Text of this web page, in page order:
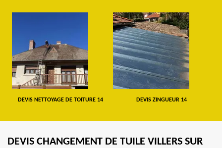
DEVIS NETTOYAGE DE TOITURE 14 DEVIS ZINGUEUR 14
DEVIS CHANGEMENT DE TUILE VILLERS SUR